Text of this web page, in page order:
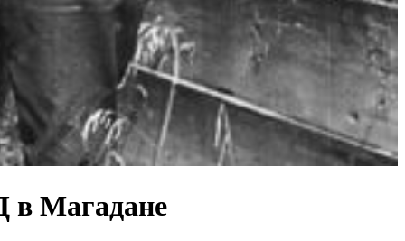
в Магадане